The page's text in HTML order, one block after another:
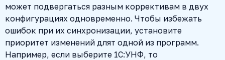
может подвергаться разным коррективам в двух
конфигурациях одновременно. Чтобы избежать
ошибок при их синхронизации, установите
приоритет изменений длят одной из программ.
Например, если выберите 1С:УНФ, то